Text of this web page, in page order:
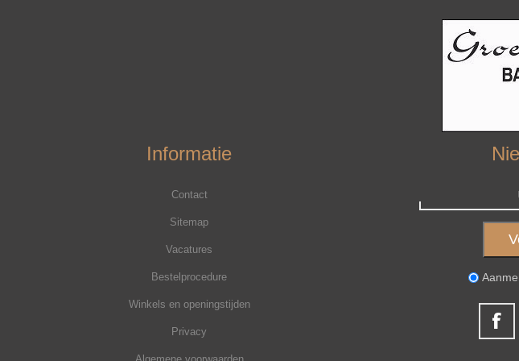
Informatie
Contact
Sitemap
Vacatures
Bestelprocedure
Winkels en openingstijden
Privacy